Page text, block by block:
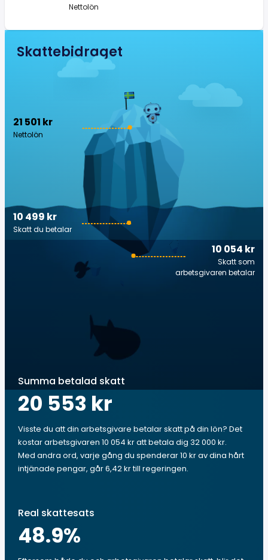
Nettolön
Skattebidraget
21 501 kr
Nettolön
10 054 kr
Skatt som
arbetsgivaren betalar
10 499 kr
Skatt du betalar
Summa betalad skatt
20 553 kr
Visste du att din arbetsgivare betalar skatt på din lön? Det
kostar arbetsgivaren 10 054 kr att betala dig 32 000 kr.
Med andra ord, varje gång du spenderar 10 kr av dina hårt
intjänade pengar, går 6,42 kr till regeringen.
Real skattesats
48.9%